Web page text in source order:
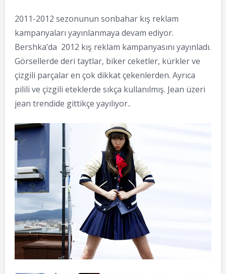
2011-2012 sezonunun sonbahar kış reklam
kampanyaları yayınlanmaya devam ediyor.
Bershka’da 2012 kış reklam kampanyasını yayınladı.
Görsellerde deri taytlar, biker ceketler, kürkler ve
çizgili parçalar en çok dikkat çekenlerden. Ayrıca
pilili ve çizgili eteklerde sıkça kullanılmış. Jean üzeri
jean trendide gittikçe yayılıyor..